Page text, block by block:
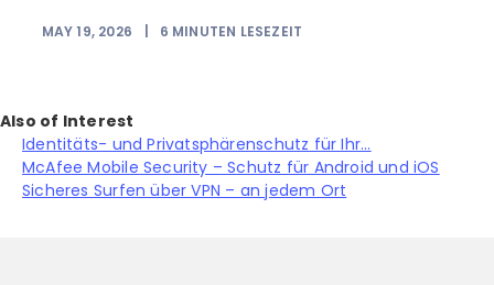
MAY 19, 2026 6 MINUTEN LESEZEIT
Also of Interest
Identitäts- und Privatsphärenschutz für Ihr...
McAfee Mobile Security – Schutz für Android und iOS
Sicheres Surfen über VPN – an jedem Ort